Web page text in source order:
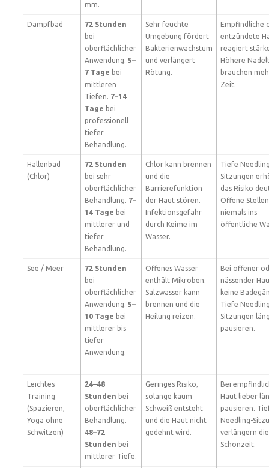
mm.
Dampfbad
72 Stunden
bei
oberflächlicher
Anwendung. 5–
7 Tage bei
mittleren
Tiefen. 7–14
Tage bei
professionell
tiefer
Behandlung.
Sehr feuchte
Umgebung fördert
Bakterienwachstum
und verlängert
Rötung.
Empfindliche
entzündete
reagiert
Höhere
brauchen
Zeit.
Hallenbad
(Chlor)
72 Stunden
bei sehr
oberflächlicher
Behandlung. 7–
14 Tage bei
mittlerer und
tiefer
Behandlung.
Chlor kann brennen
und die
Barrierefunktion
der Haut stören.
Infektionsgefahr
durch Keime im
Wasser.
Tiefe
Sitzungen
das Risiko
Offene Stellen
niemals ins
öffentliche
See / Meer
72 Stunden
bei
oberflächlicher
Anwendung. 5–
10 Tage bei
mittlerer bis
tiefer
Anwendung.
Offenes Wasser
enthält Mikroben.
Salzwasser kann
brennen und die
Heilung reizen.
Bei offener
nässender
keine
Tiefe
Sitzungen
pausieren.
Leichtes
Training
(Spazieren,
Yoga ohne
Schwitzen)
24–48
Stunden bei
oberflächlicher
Behandlung.
48–72
Stunden bei
mittlerer Tiefe.
Geringes Risiko,
solange kaum
Schweiß entsteht
und die Haut nicht
gedehnt wird.
Bei
Haut lieber
pausieren.
Needling-
verlängern die
Schonzeit.